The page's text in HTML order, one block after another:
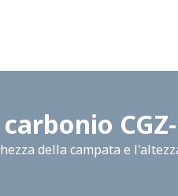
della campata e